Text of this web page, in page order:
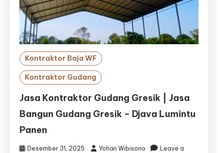
Kontraktor Baja WF
Kontraktor Gudang
Jasa Kontraktor Gudang Gresik | Jasa
Bangun Gudang Gresik – Djava Lumintu
Panen
Desember 31, 2025 Yohan Wibisono
Leave a